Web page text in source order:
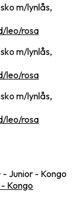
leo/rosa
leo/rosa
leo/rosa
Kongo